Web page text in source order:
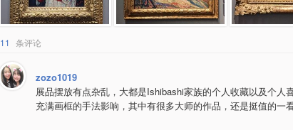
11 条评论
zozo1019
展品摆放有点杂乱，大都是Ishibashi家族的个人收藏以及个人
充满画框的手法影响，其中有很多大师的作品，还是挺值的一